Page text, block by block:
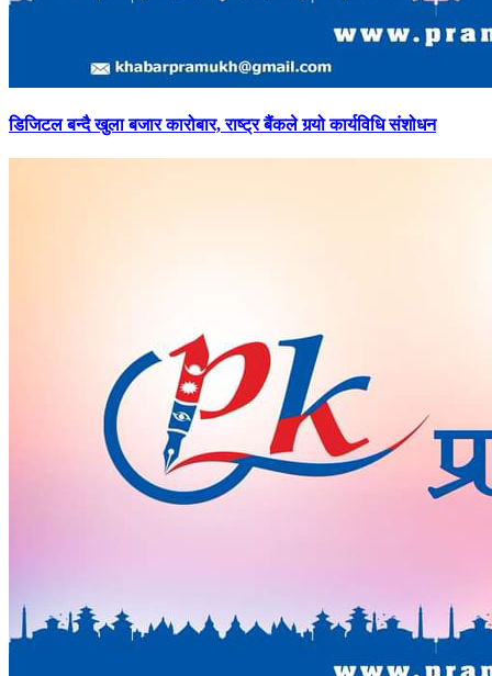
डिजिटलबन्दै खुला बजार कारोबार, राष्ट्र बैंकले गर्‍यो कार्यविधि संशोधन